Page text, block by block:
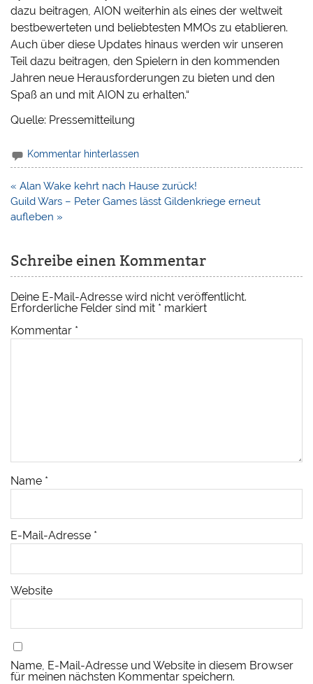
dazu beitragen, AION weiterhin als eines der weltweit
bestbewerteten und beliebtesten MMOs zu etablieren.
Auch über diese Updates hinaus werden wir unseren
Teil dazu beitragen, den Spielern in den kommenden
Jahren neue Herausforderungen zu bieten und den
Spaß an und mit AION zu erhalten.“
Quelle: Pressemitteilung
Kommentar hinterlassen
Beitragsnavigation
« Alan Wake kehrt nach Hause zurück!
Guild Wars – Peter Games lässt Gildenkriege erneut
aufleben »
Schreibe einen Kommentar
Deine E-Mail-Adresse wird nicht veröffentlicht.
Erforderliche Felder sind mit * markiert
Kommentar *
Name *
E-Mail-Adresse *
Website
Name, E-Mail-Adresse und Website in diesem Browser
für meinen nächsten Kommentar speichern.